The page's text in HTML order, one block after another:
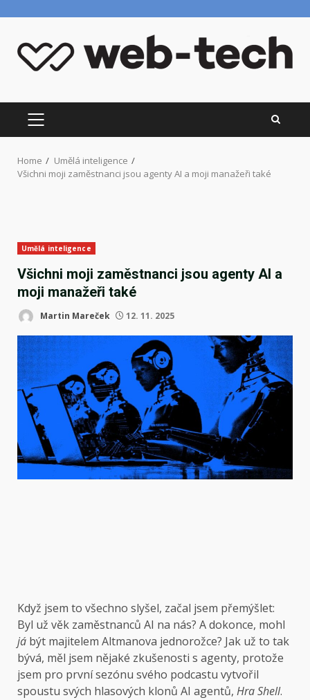
content
PRIMARY
MENU
Home
Umělá inteligence
Všichni moji zaměstnanci jsou agenty AI a moji manažeři také
Umělá inteligence
Všichni moji zaměstnanci jsou agenty AI a
moji manažeři také
Martin Mareček 12. 11. 2025
Když jsem to všechno slyšel, začal jsem přemýšlet:
Byl už věk zaměstnanců AI na nás? A dokonce, mohl
já být majitelem Altmanova jednorožce? Jak už to tak
bývá, měl jsem nějaké zkušenosti s agenty, protože
jsem pro první sezónu svého podcastu vytvořil
spoustu svých hlasových klonů AI agentů, Hra Shell.